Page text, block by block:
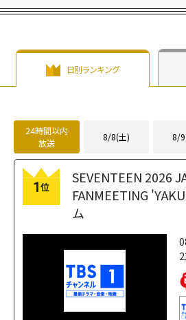
日別ランキング
24時間以内
放送
8/8(土) 8/
1位
SEVENTEEN 2026
FANMEETING
ム